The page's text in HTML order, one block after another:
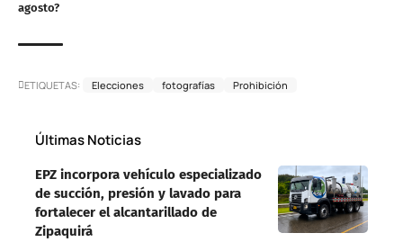
agosto?
ETIQUETAS: Elecciones fotografías Prohibición
Últimas Noticias
EPZ incorpora vehículo especializado
de succión, presión y lavado para
fortalecer el alcantarillado de
Zipaquirá